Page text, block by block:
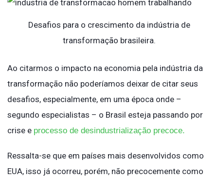
Desafios para o crescimento da indústria de
transformação brasileira.
Ao citarmos o impacto na economia pela indústria da
transformação não poderíamos deixar de citar seus
desafios, especialmente, em uma época onde –
segundo especialistas – o Brasil esteja passando por
crise e processo de desindustrialização precoce.
Ressalta-se que em países mais desenvolvidos como
EUA, isso já ocorreu, porém, não precocemente como